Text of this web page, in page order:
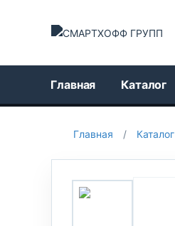
Главная Каталог
Главная / Каталог